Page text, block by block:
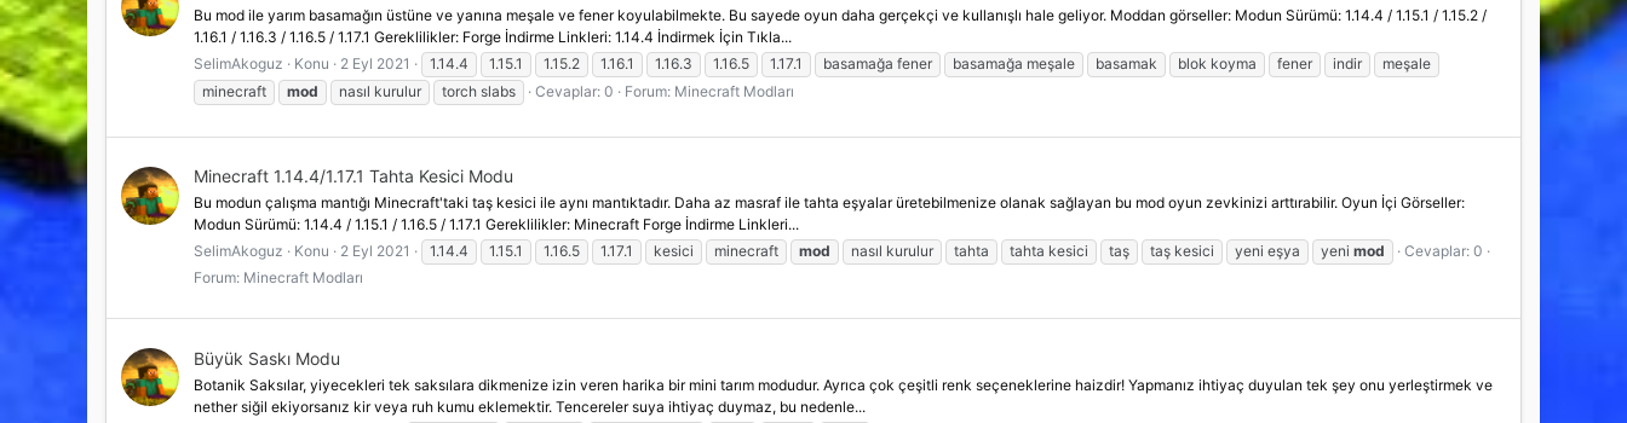
Bu mod ile yarım basamağın üstüne ve yanına meşale ve fener koyulabilmekte. Bu sayede oyun daha gerçekçi ve kullanışlı hale geliyor. Moddan görseller: Modun Sürümü: 1.14.4 / 1.15.1 / 1.15.2 /
1.16.1 / 1.16.3 / 1.16.5 / 1.17.1 Gereklilikler: Forge İndirme Linkleri: 1.14.4 İndirmek İçin Tıkla...
SelimAkoguz
Konu 2 Eyl 2021 1.14.4 1.15.1 1.15.2 1.16.1 1.16.3 1.16.5 1.17.1 basamağa fener basamağa meşale basamak blok koyma fener indir
meşale
minecraft
mod nasıl kurulur torch slabs Cevaplar: 0 Forum: Minecraft Modları
Minecraft 1.14.4/1.17.1 Tahta Kesici Modu
Bu modun çalışma mantığı Minecraft'taki taş kesici ile aynı mantıktadır. Daha az masraf ile tahta eşyalar üretebilmenize olanak sağlayan bu mod oyun zevkinizi arttırabilir. Oyun İçi Görseller:
Modun Sürümü: 1.14.4 / 1.15.1 / 1.16.5 / 1.17.1 Gereklilikler: Minecraft Forge İndirme Linkleri...
SelimAkoguz
Konu 2 Eyl 2021 1.14.4 1.15.1 1.16.5 1.17.1 kesici minecraft mod nasıl kurulur tahta tahta kesici taş taş kesici yeni eşya yeni mod
Cevaplar: 0
Forum: Minecraft Modları
Büyük Saskı Modu
Botanik Saksılar, yiyecekleri tek saksılara dikmenize izin veren harika bir mini tarım modudur. Ayrıca çok çeşitli renk seçeneklerine haizdir! Yapmanız ihtiyaç duyulan tek şey onu yerleştirmek ve
nether siğil ekiyorsanız kir veya ruh kumu eklemektir. Tencereler suya ihtiyaç duymaz, bu nedenle...